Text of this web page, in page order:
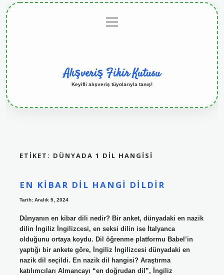
menüyü
aç
Alışveriş Fikir Kutusu
Keyifli alışveriş tüyolarıyla tanış!
ETIKET: DÜNYADA 1 DIL HANGISI
EN KIBAR DIL HANGI DILDIR
Tarih: Aralık 5, 2024
Dünyanın en kibar dili nedir? Bir anket, dünyadaki en nazik
dilin İngiliz İngilizcesi, en seksi dilin ise İtalyanca
olduğunu ortaya koydu. Dil öğrenme platformu Babel’in
yaptığı bir ankete göre, İngiliz İngilizcesi dünyadaki en
nazik dil seçildi. En nazik dil hangisi? Araştırma
katılımcıları Almancayı “en doğrudan dil”, İngiliz